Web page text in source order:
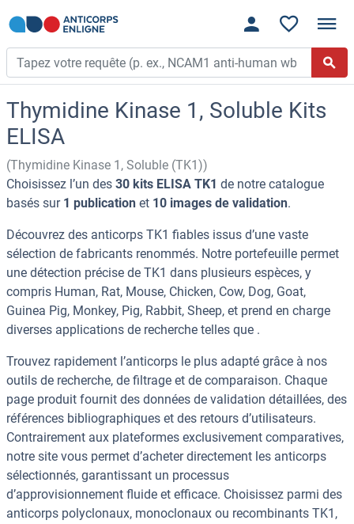
Thymidine Kinase 1, Soluble Kits
ELISA
(Thymidine Kinase 1, Soluble (TK1))
Choisissez l’un des 30 kits ELISA TK1 de notre catalogue
basés sur 1 publication et 10 images de validation.
Découvrez des anticorps TK1 fiables issus d’une vaste
sélection de fabricants renommés. Notre portefeuille permet
une détection précise de TK1 dans plusieurs espèces, y
compris Human, Rat, Mouse, Chicken, Cow, Dog, Goat,
Guinea Pig, Monkey, Pig, Rabbit, Sheep, et prend en charge
diverses applications de recherche telles que .
Trouvez rapidement l’anticorps le plus adapté grâce à nos
outils de recherche, de filtrage et de comparaison. Chaque
page produit fournit des données de validation détaillées, des
références bibliographiques et des retours d’utilisateurs.
Contrairement aux plateformes exclusivement comparatives,
notre site vous permet d’acheter directement les anticorps
sélectionnés, garantissant un processus
d’approvisionnement fluide et efficace. Choisissez parmi des
anticorps polyclonaux, monoclonaux ou recombinants TK1,